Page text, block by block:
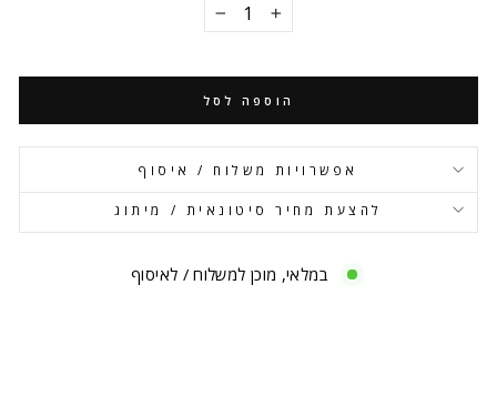
+
הוספה לסל
אפשרויות משלוח / איסוף
להצעת מחיר סיטונאית / מיתוג
במלאי, מוכן למשלוח / לאיסוף